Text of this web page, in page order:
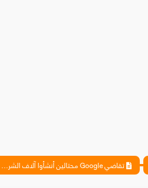
تقاضي Google محتالين أنشأوا آلاف الشركات الوهمية على خرائطها لجمع بيانات المستخدمين و بيعها